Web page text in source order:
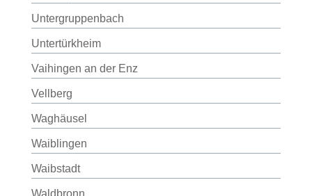
Untergruppenbach
Untertürkheim
Vaihingen an der Enz
Vellberg
Waghäusel
Waiblingen
Waibstadt
Waldbronn